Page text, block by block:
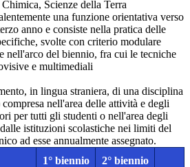
Scienze della Terra
una funzione orientativa verso
anno e consiste nella pratica delle
svolte con criterio modulare
nell'arco del biennio, fra cui le tecniche
e multimediali
in lingua straniera, di una disciplina
nell'area delle attività e degli
per tutti gli studenti o nell'area degli
istituzioni scolastiche nei limiti del
ad esse annualmente assegnato.
1° biennio
2° biennio